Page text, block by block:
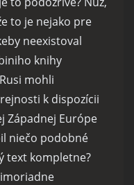
to je nejako pre
neexistoval
knihy
mohli
k dispozícii
Západnej Európe
niečo podobné
text kompletne?